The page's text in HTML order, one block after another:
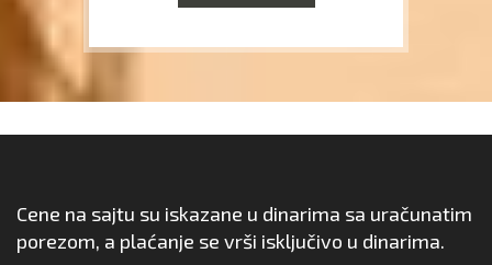
Cene na sajtu su iskazane u dinarima sa uračunatim
porezom, a plaćanje se vrši isključivo u dinarima.